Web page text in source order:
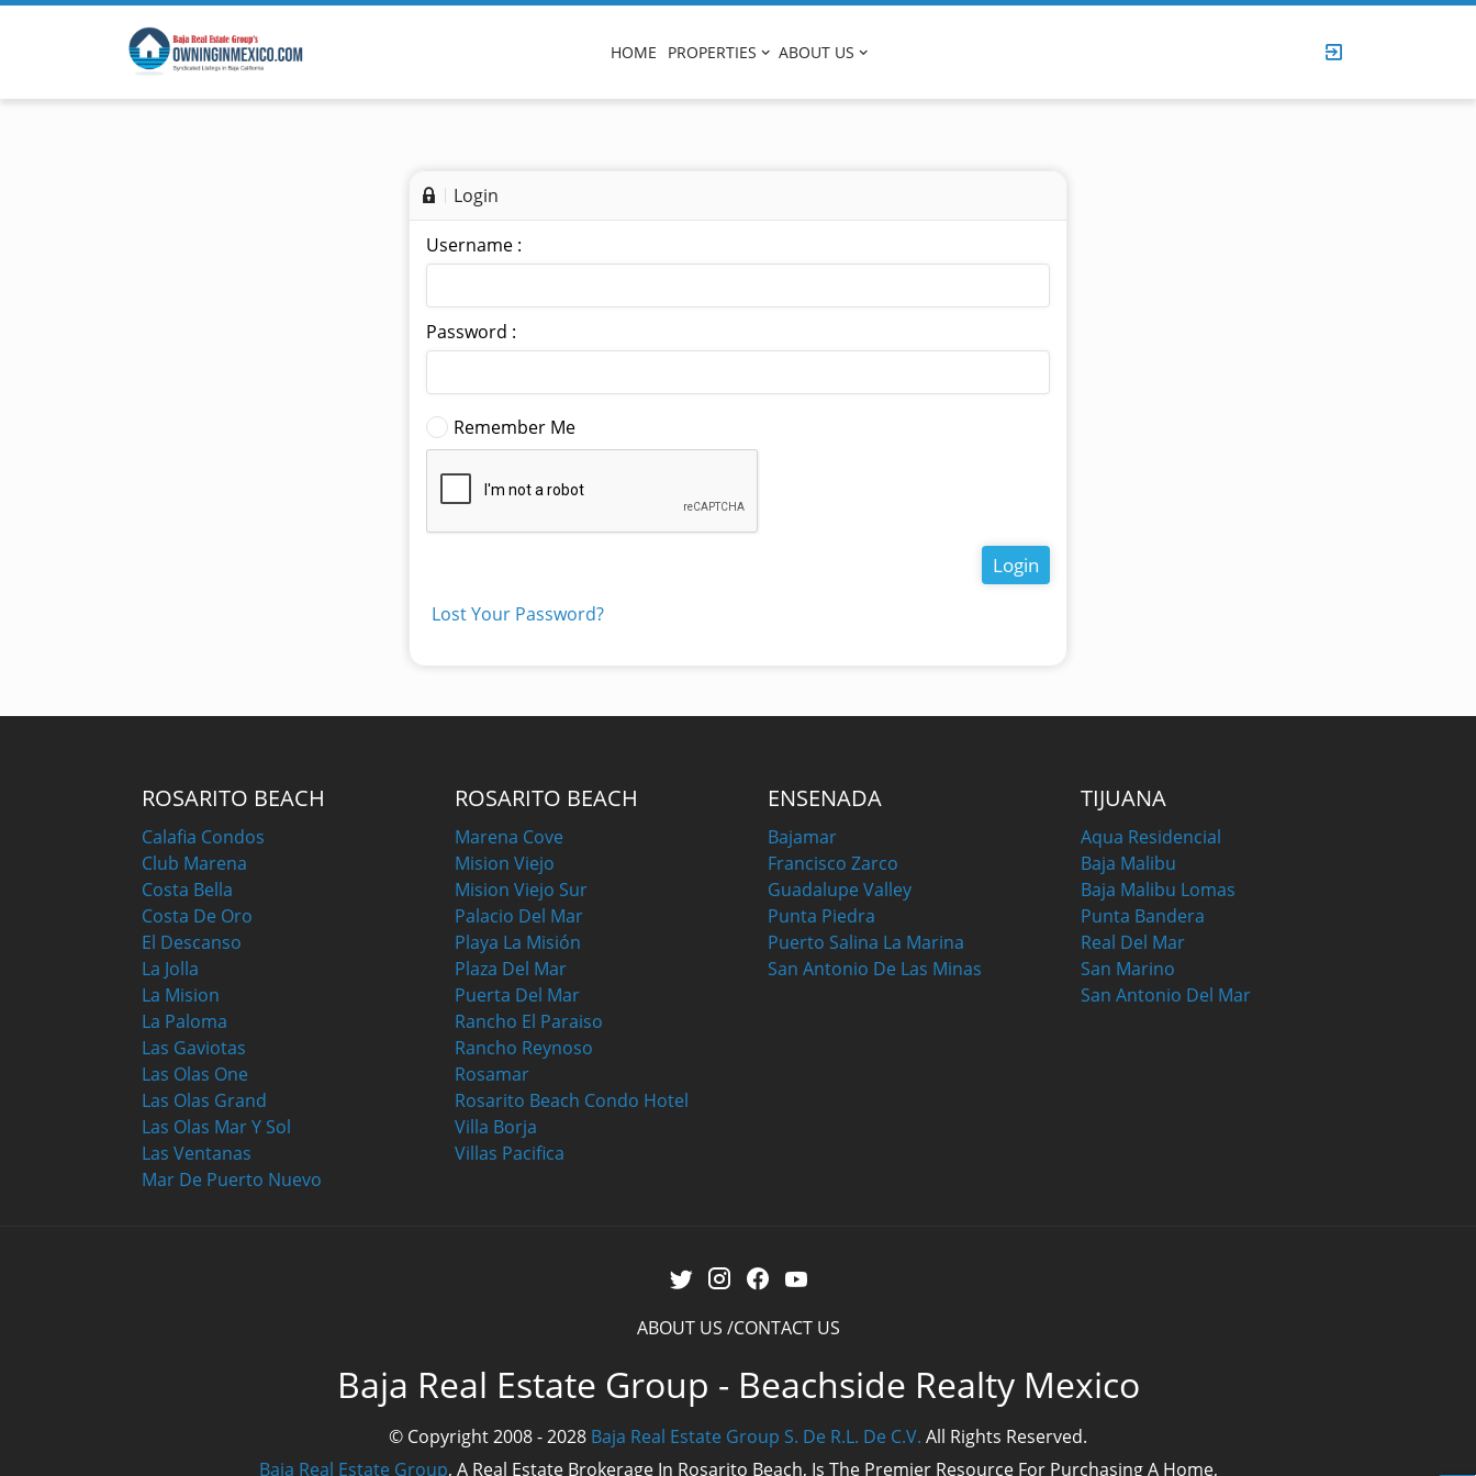
HOME PROPERTIES ABOUT US
Login
Username :
Password :
Remember Me
Login
Lost Your Password?
ROSARITO BEACH
Calafia Condos
Club Marena
Costa Bella
Costa De Oro
El Descanso
La Jolla
La Mision
La Paloma
Las Gaviotas
Las Olas One
Las Olas Grand
Las Olas Mar Y Sol
Las Ventanas
Mar De Puerto Nuevo
ROSARITO BEACH
Marena Cove
Mision Viejo
Mision Viejo Sur
Palacio Del Mar
Playa La Misión
Plaza Del Mar
Puerta Del Mar
Rancho El Paraiso
Rancho Reynoso
Rosamar
Rosarito Beach Condo Hotel
Villa Borja
Villas Pacifica
ENSENADA
Bajamar
Francisco Zarco
Guadalupe Valley
Punta Piedra
Puerto Salina La Marina
San Antonio De Las Minas
TIJUANA
Aqua Residencial
Baja Malibu
Baja Malibu Lomas
Punta Bandera
Real Del Mar
San Marino
San Antonio Del Mar
ABOUT US CONTACT US
Baja Real Estate Group - Beachside Realty Mexico
© Copyright 2008 - 2028 Baja Real Estate Group S. De R.L. De C.V. All Rights Reserved.
Baja Real Estate Group, A Real Estate Brokerage In Rosarito Beach, Is The Premier Resource For Purchasing A Home,